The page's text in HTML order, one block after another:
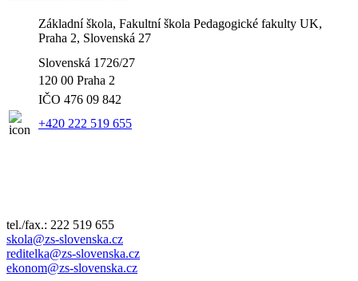
Základní škola, Fakultní škola Pedagogické fakulty UK,
Praha 2, Slovenská 27
Slovenská 1726/27
120 00 Praha 2
IČO 476 09 842
+420 222 519 655
tel./fax.: 222 519 655
skola@zs-slovenska.cz
reditelka@zs-slovenska.cz
ekonom@zs-slovenska.cz